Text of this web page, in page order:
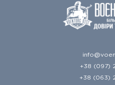
+38 (097)
+38 (063)